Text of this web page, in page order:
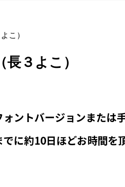
こ）
３よこ）
ントバージョンまたは
に約10日ほどお時間を